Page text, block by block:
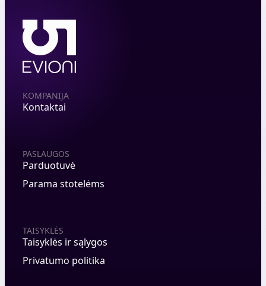
KOMPANIJA
Kontaktai
PASLAUGOS
Parduotuvė
Parama stotelėms
TAISYKLĖS
Taisyklės ir sąlygos
Privatumo politika